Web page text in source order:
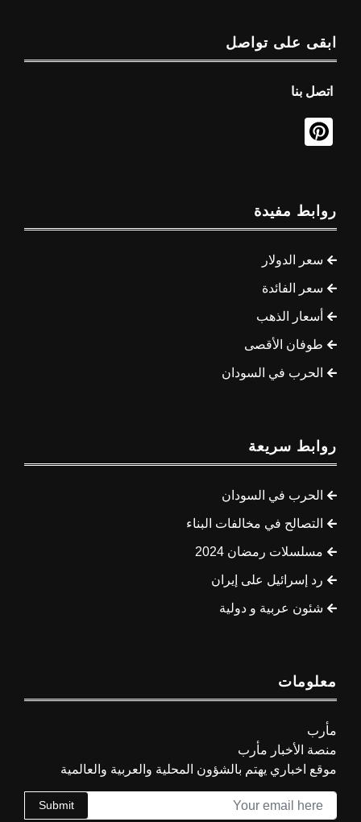
ابقى على تواصل
اتصل بنا
روابط مفيدة
سعر الدولار
سعر الفائدة
أسعار الذهب
طوفان الأقصى
الحرب في السودان
روابط سريعة
الحرب في السودان
التصالح في مخالفات البناء
مسلسلات رمضان 2024
رد إسرائيل على إيران
شئون عربية و دولية
معلومات
مأرب
منصة الأخبار مأرب
موقع اخباري يهتم بالشؤون المحلية والعربية والعالمية
Submit